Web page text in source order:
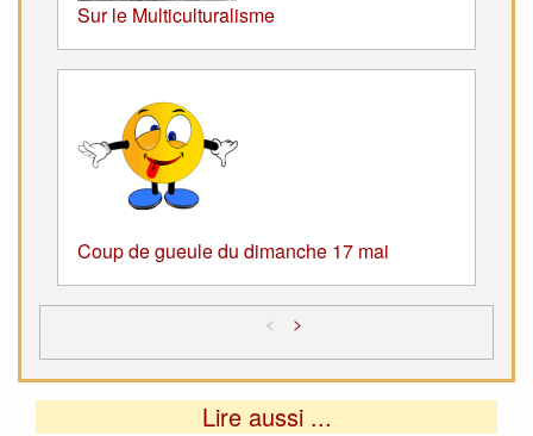
Sur le Multiculturalisme
Coup de gueule du dimanche 17 mai
< >
Lire aussi ...